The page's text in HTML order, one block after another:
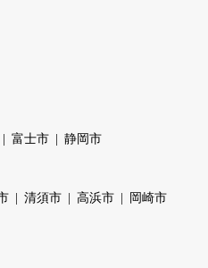
富士市 静岡市
清須市 高浜市 岡崎市